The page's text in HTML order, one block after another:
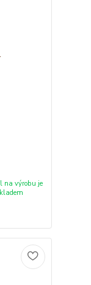
na výrobu je